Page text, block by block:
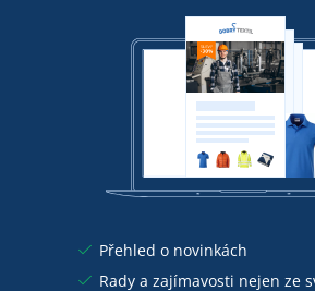
Přehled o novinkách
Rady a zajímavosti nejen ze